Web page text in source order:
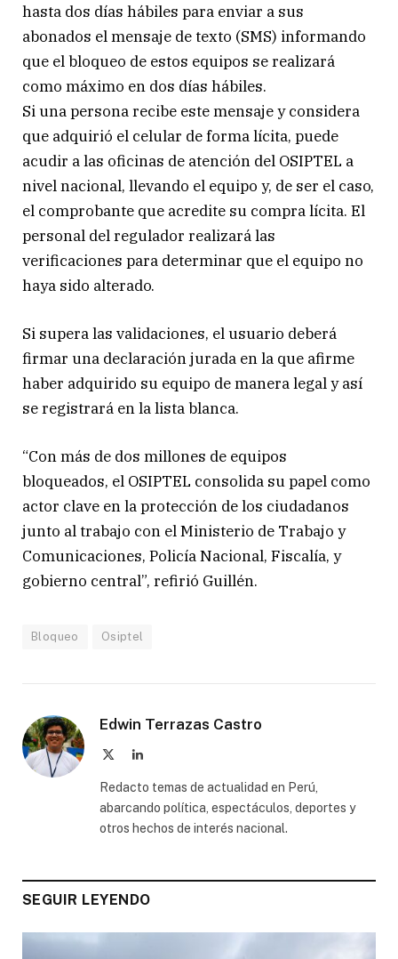
hasta dos días hábiles para enviar a sus
abonados el mensaje de texto (SMS) informando
que el bloqueo de estos equipos se realizará
como máximo en dos días hábiles.
Si una persona recibe este mensaje y considera
que adquirió el celular de forma lícita, puede
acudir a las oficinas de atención del OSIPTEL a
nivel nacional, llevando el equipo y, de ser el caso,
el comprobante que acredite su compra lícita. El
personal del regulador realizará las
verificaciones para determinar que el equipo no
haya sido alterado.
Si supera las validaciones, el usuario deberá
firmar una declaración jurada en la que afirme
haber adquirido su equipo de manera legal y así
se registrará en la lista blanca.
“Con más de dos millones de equipos
bloqueados, el OSIPTEL consolida su papel como
actor clave en la protección de los ciudadanos
junto al trabajo con el Ministerio de Trabajo y
Comunicaciones, Policía Nacional, Fiscalía, y
gobierno central”, refirió Guillén.
Bloqueo Osiptel
Edwin Terrazas Castro
LinkedIn
Redacto temas de actualidad en Perú,
abarcando política, espectáculos, deportes y
otros hechos de interés nacional.
SEGUIR LEYENDO